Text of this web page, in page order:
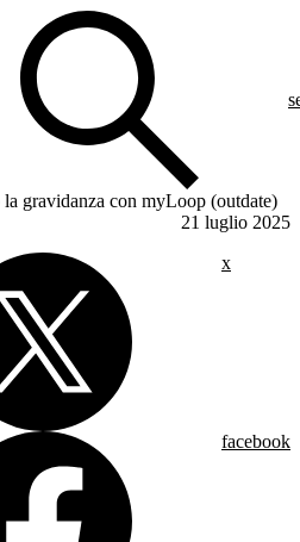
la gravidanza con myLoop (outdate)
21 luglio 2025
x
facebook